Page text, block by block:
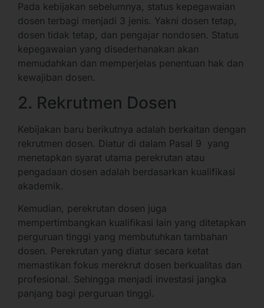
Pada kebijakan sebelumnya, status kepegawaian
dosen terbagi menjadi 3 jenis. Yakni dosen tetap,
dosen tidak tetap, dan pengajar nondosen. Status
kepegawaian yang disederhanakan akan
memudahkan dan memperjelas penentuan hak dan
kewajiban dosen.
2. Rekrutmen Dosen
Kebijakan baru berikutnya adalah berkaitan dengan
rekrutmen dosen. Diatur di dalam Pasal 9 yang
menetapkan syarat utama perekrutan atau
pengadaan dosen adalah berdasarkan kualifikasi
akademik.
Kemudian, perekrutan dosen juga
mempertimbangkan kualifikasi lain yang ditetapkan
perguruan tinggi yang membutuhkan tambahan
dosen. Perekrutan yang diatur secara ketat
memastikan fokus merekrut dosen berkualitas dan
profesional. Sehingga menjadi investasi jangka
panjang bagi perguruan tinggi.